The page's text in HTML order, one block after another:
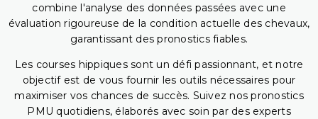
combine l'analyse des données passées avec une
évaluation rigoureuse de la condition actuelle des chevaux,
garantissant des pronostics fiables.
Les courses hippiques sont un défi passionnant, et notre
objectif est de vous fournir les outils nécessaires pour
maximiser vos chances de succès. Suivez nos pronostics
PMU quotidiens, élaborés avec soin par des experts